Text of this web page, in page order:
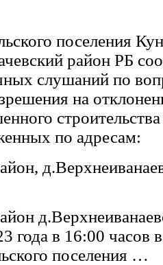
поселения
район РБ
слушаний по
на
по адресам:
года в 16:00 часов
поселения …